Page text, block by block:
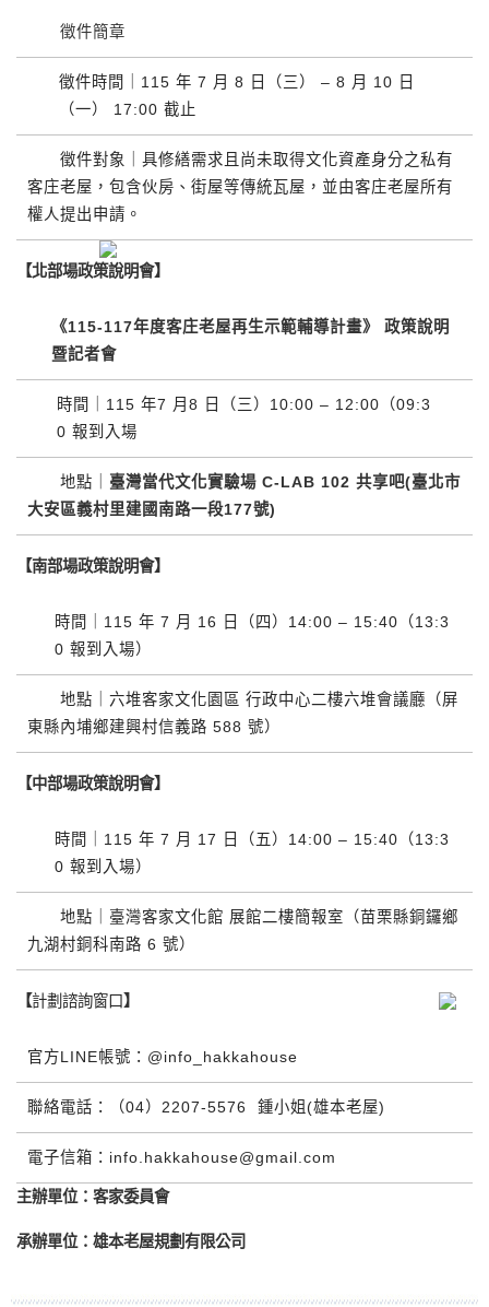
徵件簡章
徵件時間｜ 115 年 7 月 8 日（三） – 8 月 10 日
（一）
17:00 截止
徵件對象｜具修繕需求且尚未取得文化資產身分之私有
客庄老屋，包含伙房、街屋等傳統瓦屋，並由客庄老屋所有
權人提出申請。
【北部場政策說明會】
《115-117年度客庄老屋再生示範輔導計畫》 政策說明
暨記者會
時間｜ 115 年7 月 8 日（三） 10:00 – 12:00 （09:3
0 報到入場
地點｜ 臺灣當代文化實驗場 C-LAB 102 共享吧(臺北市
大安區義村里建國南路一段177號)
【南部場政策說明會】
時間｜ 115 年 7 月 16 日（四） 14:00 – 15:40 （13:3
0 報到入場）
地點｜六堆客家文化園區 行政中心二樓六堆會議廳（屏
東縣內埔鄉建興村信義路 588 號）
【中部場政策說明會】
時間｜ 115 年 7 月 17 日（五） 14:00 – 15:40 （13:3
0 報到入場）
地點｜臺灣客家文化館 展館二樓簡報室（苗栗縣銅鑼鄉
九湖村銅科南路 6 號）
【計劃諮詢窗口 】
官方LINE帳號： @info_hakkahouse
聯絡電話：（04） 2207-5576 鍾小姐 (雄本老屋)
電子信箱： info.hakkahouse@gmail.com
主辦單位：客家委員會
承辦單位：雄本老屋規劃有限公司